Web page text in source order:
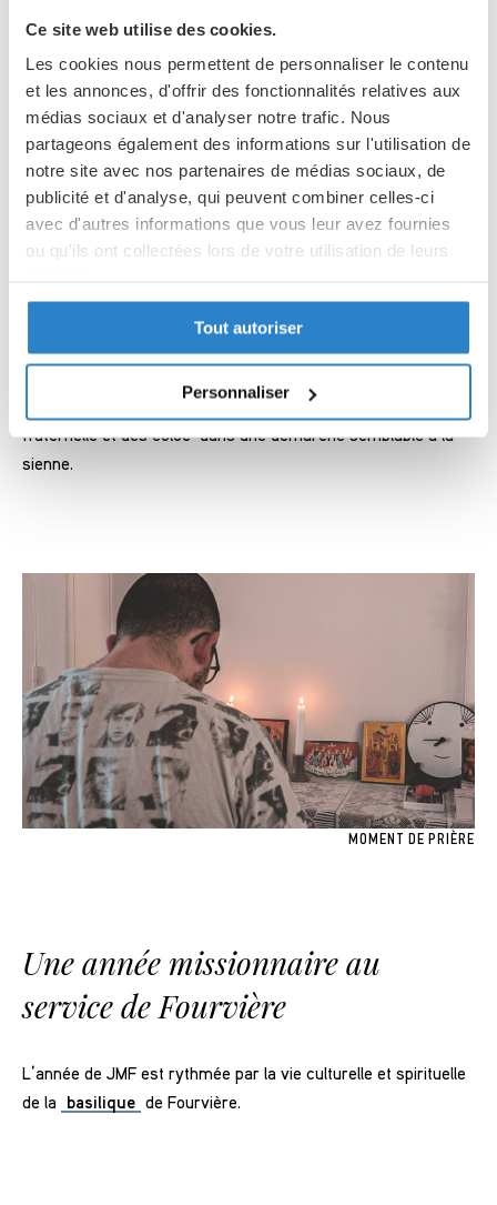
Ce site web utilise des cookies.
Les cookies nous permettent de personnaliser le contenu
et les annonces, d'offrir des fonctionnalités relatives aux
médias sociaux et d'analyser notre trafic. Nous
partageons également des informations sur l'utilisation de
notre site avec nos partenaires de médias sociaux, de
publicité et d'analyse, qui peuvent combiner celles-ci
avec d'autres informations que vous leur avez fournies
ou qu'ils ont collectées lors de votre utilisation de leurs
Politique de confidentialité
Partager des données d'analyse, de publicité, de
l'utilisateur et de personnalisation de la publicité
Tout autoriser
Personnaliser
Une année pour approfondir sa
foi
Entre les prières des coloc’, les moments d’enseignements,
de partage de l’école de charité et de mission, c’est
l’occasion parfaite de prendre le temps d’approfondir sa foi.
Durant cette année, beaucoup se préparent à passer un
sacrement accompagnés et soutenus par leurs coloc’ et
N.D. de Fourvière est un environnement au service de la
chargé d’histoire, une équipe de salariés et de bénévoles
fraternelle et des coloc’ dans une démarche semblable à la
sienne.
MOMENT DE PRIÈRE
Une année missionnaire au
service de Fourvière
L’année de JMF est rythmée par la vie culturelle et spirituelle
de la basilique de Fourvière.